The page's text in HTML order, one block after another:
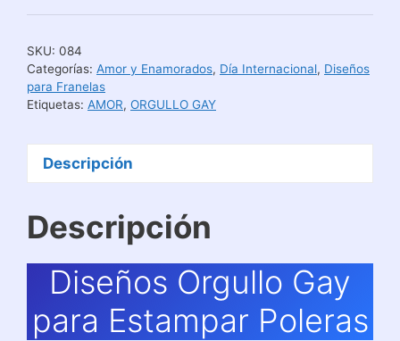
para
Poleras
cantidad
SKU: 084
Categorías: Amor y Enamorados, Día Internacional, Diseños
para Franelas
Etiquetas: AMOR, ORGULLO GAY
Descripción
Descripción
Diseños Orgullo Gay
para Estampar Poleras